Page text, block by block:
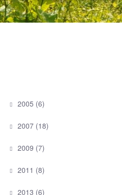
2005 (6)
2007 (18)
2009 (7)
2011 (8)
2013 (6)